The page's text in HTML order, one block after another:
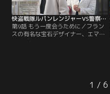
快盗戦隊ルパンレンジャーVS警察戦隊パトレンジャー 第09話
第9話 もう一度会うために／フラン
スの有名な宝石デザイナー、エマ・
ゴルディーニが来日。エマが身に着
こにギャングラー怪人ブレッツ・ア
レニシカが出現。騒動の中、警備員
1